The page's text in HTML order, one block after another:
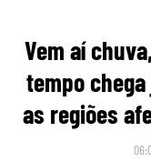
Vem aí
tempo
as regiões